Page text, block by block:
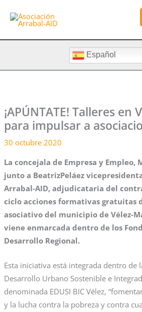
Español
¡APÚNTATE! Talleres en
para impulsar a
30 octubre 2020
La concejala de Empresa y Empleo,
junto a BeatrizPeláez
Arrabal-AID, adjudicataria del
ciclo acciones formativas gratuitas
asociativo del municipio de Vélez-
viene enmarcada dentro de los
Desarrollo Regional.
Esta iniciativa está integrada dentro de
Desarrollo Urbano Sostenible e
denominada EDUSI BIC Vélez,
y la lucha contra la pobreza y contra